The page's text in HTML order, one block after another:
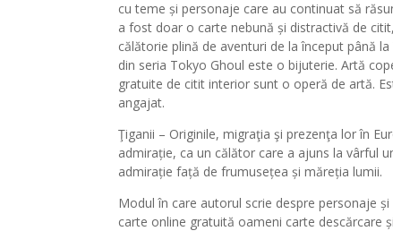
cu teme și personaje care au continuat să
a fost doar o carte nebună și distractivă de
călătorie plină de aventuri de la început până
din seria Tokyo Ghoul este o bijuterie. Artă
gratuite de citit interior sunt o operă de artă.
angajat.
Ţiganii – Originile, migraţia şi prezenţa lor în
admirație, ca un călător care a ajuns la vârful
admirație față de frumusețea și măreția lumii.
Modul în care autorul scrie despre personaje
carte online gratuită oameni carte descărcare